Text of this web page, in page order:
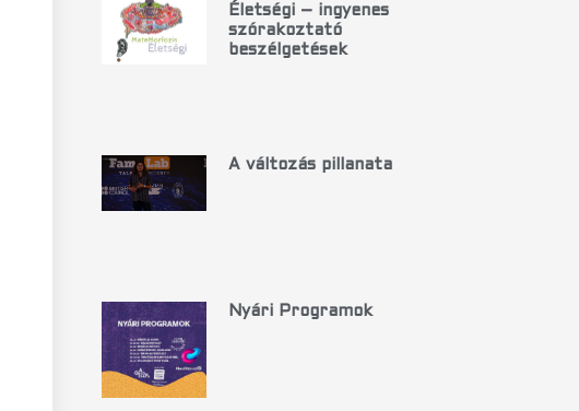
Életségi – ingyenes
szórakoztató
beszélgetések
A változás pillanata
Nyári Programok